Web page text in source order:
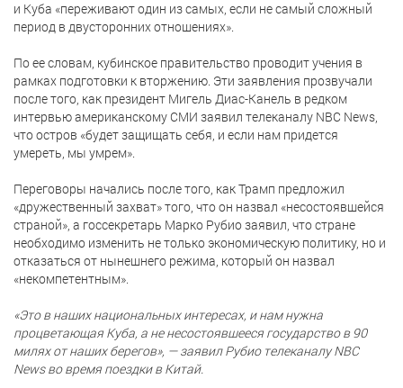
и Куба «переживают один из самых, если не самый сложный
период в двусторонних отношениях».
По ее словам, кубинское правительство проводит учения в
рамках подготовки к вторжению. Эти заявления прозвучали
после того, как президент Мигель Диас-Канель в редком
интервью американскому СМИ заявил телеканалу NBC News,
что остров «будет защищать себя, и если нам придется
умереть, мы умрем».
Переговоры начались после того, как Трамп предложил
«дружественный захват» того, что он назвал «несостоявшейся
страной», а госсекретарь Марко Рубио заявил, что стране
необходимо изменить не только экономическую политику, но и
отказаться от нынешнего режима, который он назвал
«некомпетентным».
«Это в наших национальных интересах, и нам нужна
процветающая Куба, а не несостоявшееся государство в 90
милях от наших берегов», — заявил Рубио телеканалу NBC
News во время поездки в Китай.